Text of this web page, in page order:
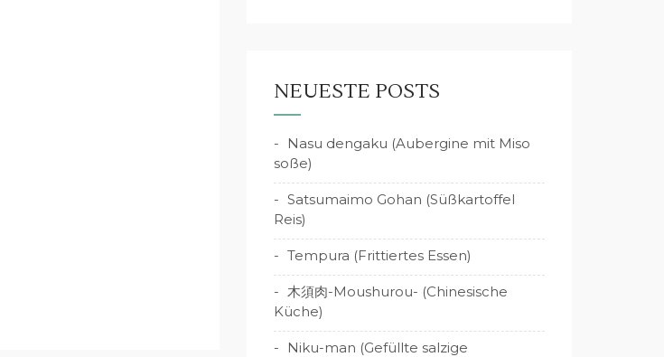
NEUESTE POSTS
Nasu dengaku (Aubergine mit Miso
soße)
Satsumaimo Gohan (Süßkartoffel
Reis)
Tempura (Frittiertes Essen)
木須肉-Moushurou- (Chinesische
Küche)
Niku-man (Gefüllte salzige